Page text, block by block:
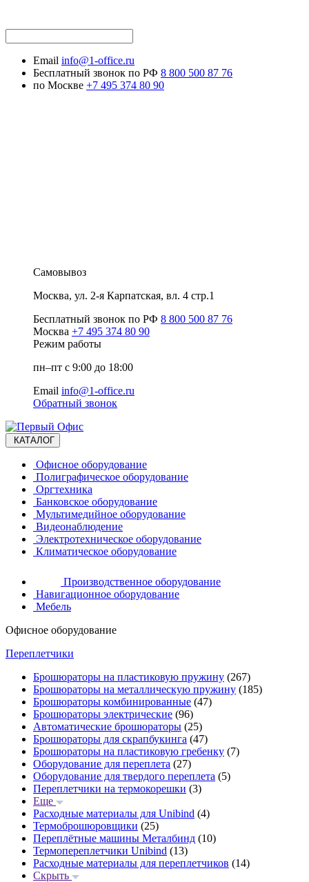
Email info@1-office.ru
Бесплатный звонок по РФ 8 800 500 87 76
по Москве +7 495 374 80 90
Самовывоз
Москва, ул. 2-я Карпатская, вл. 4 стр.1
Бесплатный звонок по РФ 8 800 500 87 76
Москва +7 495 374 80 90
Режим работы
пн–пт с 9:00 до 18:00
Email info@1-office.ru
Обратный звонок
КАТАЛОГ
Офисное оборудование
Полиграфическое оборудование
Оргтехника
Банковское оборудование
Мультимедийное оборудование
Видеонаблюдение
Электротехническое оборудование
Климатическое оборудование
Производственное оборудование
Навигационное оборудование
Мебель
Офисное оборудование
Переплетчики
Брошюраторы на пластиковую пружину (267)
Брошюраторы на металлическую пружину (185)
Брошюраторы комбинированные (47)
Брошюраторы электрические (96)
Автоматические брошюраторы (25)
Брошюраторы для скрапбукинга (47)
Брошюраторы на пластиковую гребенку (7)
Оборудование для переплета (27)
Оборудование для твердого переплета (5)
Переплетчики на термокорешки (3)
Еще
Расходные материалы для Unibind (4)
Термоброшюровщики (25)
Переплётные машины Металбинд (10)
Термопереплетчики Unibind (13)
Расходные материалы для переплетчиков (14)
Скрыть